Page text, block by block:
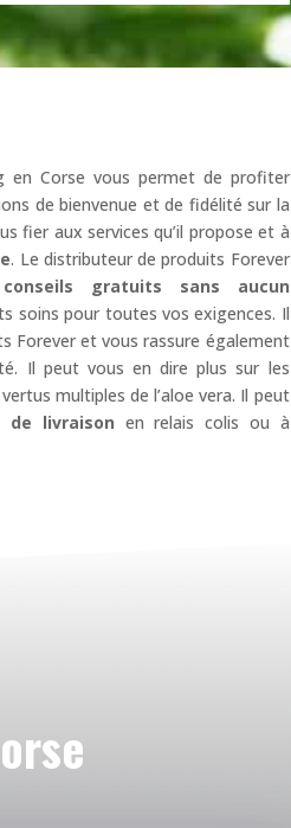
en Corse vous permet de profiter
de bienvenue et de fidélité sur la
fier aux services qu’il propose et à
. Le distributeur de produits Forever
gratuits sans aucun
soins pour toutes vos exigences. Il
Forever et vous rassure également
Il peut vous en dire plus sur les
multiples de l’aloe vera. Il peut
de livraison en relais colis ou à